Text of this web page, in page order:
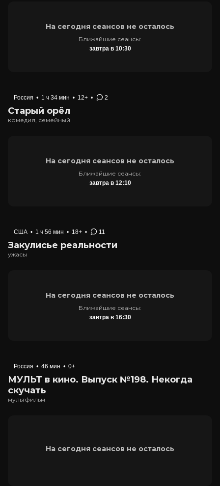
На сегодня сеансов не осталось
Ближайшие сеансы:
завтра в 10:30
Россия • 1 ч 34 мин • 12+ • 2
Старый орёл
комедия, семейный
На сегодня сеансов не осталось
Ближайшие сеансы:
завтра в 12:10
США • 1 ч 56 мин • 18+ • 11
Закулисье реальности
ужасы
На сегодня сеансов не осталось
Ближайшие сеансы:
завтра в 16:30
Россия • 46 мин • 0+
МУЛЬТ в кино. Выпуск №198. Некогда
скучать
мультфильм
На сегодня сеансов не осталось